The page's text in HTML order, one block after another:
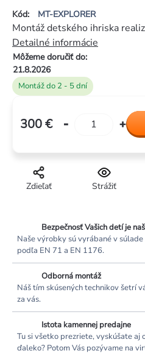
Kód: MT-EXPLORER
hodnotenie
produktu
je
0,0
z
5
hviezdičiek.
Montáž do 2 - 5 dní
Môžeme doručiť do:
21.8.2026
Montáž detského ihriska
Detailné informácie
Strážiť
Zdieľať
300 €
Jednotková
Bezpečnosť Vašich detí je
Naše výrobky sú vyrábané v
podľa EN 71 a EN 1176.
Odborná montáž
Náš tím skúsených technikov šetrí
za vás.
Istota kamennej predajne
Tu si všetko prezriete, vyskúšate aj
ďaleko? Potom Vás pozývame na